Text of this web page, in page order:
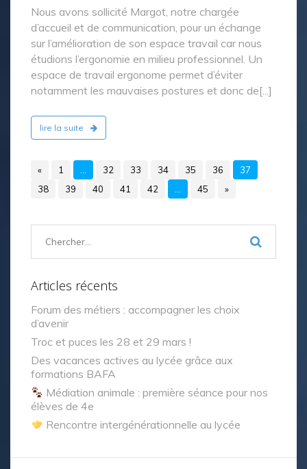
Nous avons sollicité Margot, notre chargée
d’accueil et de communication, pour un échange
sur l’amélioration de son espace travail car nous
étudions l’ergonomie en milieu professionnel. Un
espace de travail ergonome permet d’éviter
notamment les mauvaises postures et donc de[...]
lire la suite
« 1 … 32 33 34 35 36
37
38
39 40 41 42 … 45 »
Articles récents
Forum des métiers : accompagner les choix
d’avenir
Troc et puces les 28 et 29 mars !
Des vacances actives au lycée grâce aux
formations BAFA
Médiation animale : première séance pour nos
élèves de 4e
Rencontre intergénérationnelle au lycée